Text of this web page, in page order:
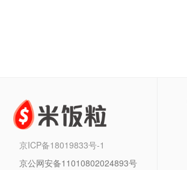
京ICP备18019833号-1
京公网安备11010802024893号